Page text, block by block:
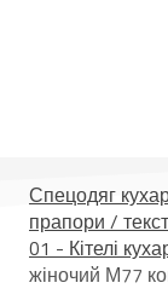
Спецодяг
прапори /
01 - Кітелі
жіночий М77